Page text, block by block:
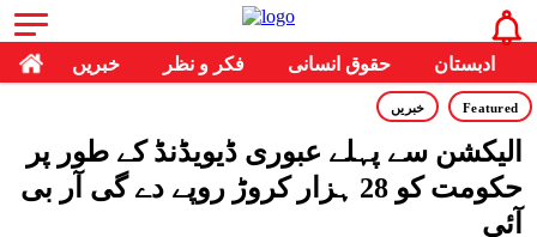
خبریں فکر و نظر حقوق انسانی ادبستان
Featured خبریں
الیکشن سے پہلے عبوری ڈیویڈنڈ کے طور پر
حکومت کو 28 ہزار کروڑ روپے دے‌ گی آر بی
آئی